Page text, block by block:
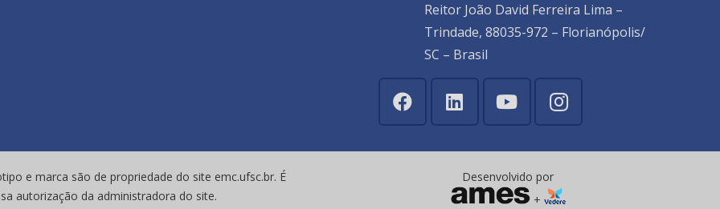
Reitor João David Ferreira Lima –
Trindade, 88035-972 – Florianópolis/
SC – Brasil
e marca são de propriedade do site emc.ufsc.br. É
autorização da administradora do site.
Desenvolvido por
+